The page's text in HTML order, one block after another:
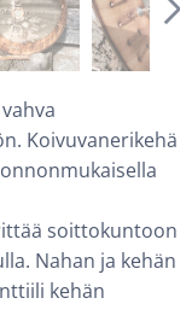
Koivuvanerikehä
soittokuntoon
Nahan ja kehän
kehän